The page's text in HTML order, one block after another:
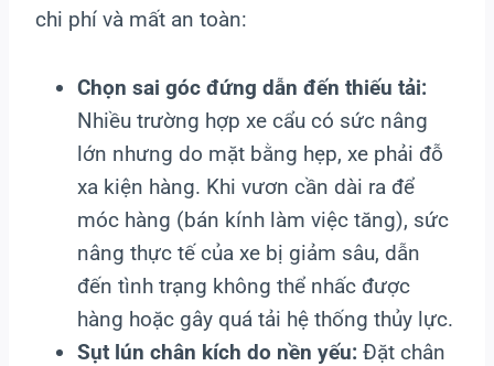
chi phí và mất an toàn:
Chọn sai góc đứng dẫn đến thiếu tải:
Nhiều trường hợp xe cẩu có sức nâng
lớn nhưng do mặt bằng hẹp, xe phải đỗ
xa kiện hàng. Khi vươn cần dài ra để
móc hàng (bán kính làm việc tăng), sức
nâng thực tế của xe bị giảm sâu, dẫn
đến tình trạng không thể nhấc được
hàng hoặc gây quá tải hệ thống thủy lực.
Sụt lún chân kích do nền yếu: Đặt chân